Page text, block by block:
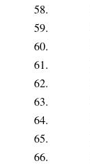
58.
59.
60.
61.
62.
63.
64.
65.
66.